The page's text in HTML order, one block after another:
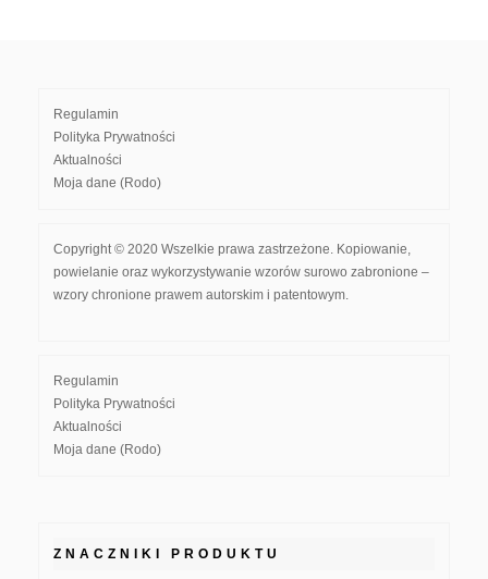
Regulamin
Polityka Prywatności
Aktualności
Moja dane (Rodo)
Copyright © 2020 Wszelkie prawa zastrzeżone. Kopiowanie,
powielanie oraz wykorzystywanie wzorów surowo zabronione –
wzory chronione prawem autorskim i patentowym.
Regulamin
Polityka Prywatności
Aktualności
Moja dane (Rodo)
ZNACZNIKI PRODUKTU